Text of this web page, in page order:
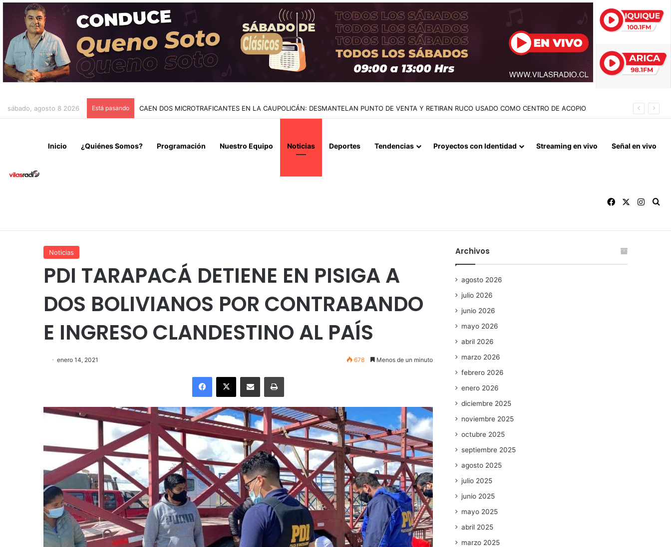
sábado, agosto 8 2026 Está pasando FALLECE JORGE MESSI A LOS 68 AÑOS: ADIÓS AL PADRE Y ARQUITECTO DE LA CARRERA DE LIONEL MESSI
Inicio ¿Quiénes Somos? Programación Nuestro Equipo Noticias Deportes Tendencias Proyectos con Identidad Streaming en vivo Señal en vivo
Facebook
Noticias
PDI TARAPACÁ DETIENE EN PISIGA A
DOS BOLIVIANOS POR CONTRABANDO
E INGRESO CLANDESTINO AL PAÍS
enero 14, 2021 678 Menos de un minuto
Facebook
X Enviar vía email Imprimir
Archivos
agosto 2026
julio 2026
junio 2026
mayo 2026
abril 2026
marzo 2026
febrero 2026
enero 2026
diciembre 2025
noviembre 2025
octubre 2025
septiembre 2025
agosto 2025
julio 2025
junio 2025
mayo 2025
abril 2025
marzo 2025